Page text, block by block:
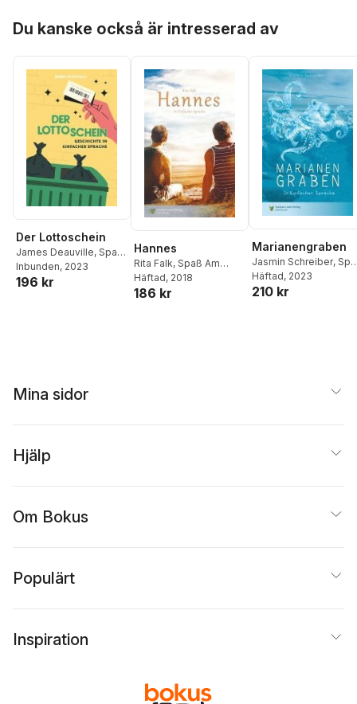
Du kanske också är intresserad av
Der Lottoschein
James Deauville, Spaß
Am Lesen Verlag Gmbh
Inbunden, 2023
196 kr
Hannes
Rita Falk, Spaß Am
Lesen Verlag Gmbh
Häftad, 2018
186 kr
Marianengraben
Jasmin Schreiber,
Am Lesen Verlag
Häftad, 2023
210 kr
Mina sidor
Hjälp
Om Bokus
Populärt
Inspiration